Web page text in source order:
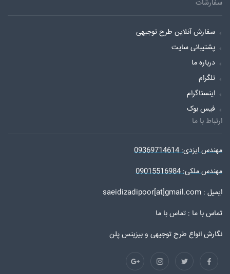
سفارشات
سفارش آنلاین طرح توجیهی
پشتیبانی سایت
درباره ما
تلگرام
اینستاگرام
فیس بوک
ارتباط با ما
مهندس ایزدی: 09369714614
مهندس ملکی: 09015516984
ایمیل : saeidizadipoor[at]gmail.com
تماس با ما : تماس با ما
نگارش انواع طرح توجیهی و بیزینس پلن